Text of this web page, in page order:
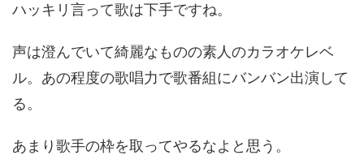
ハッキリ言って歌は下手ですね。
声は澄んでいて綺麗なものの素人のカラオケレベ
ル。あの程度の歌唱力で歌番組にバンバン出演して
る。
あまり歌手の枠を取ってやるなよと思う。